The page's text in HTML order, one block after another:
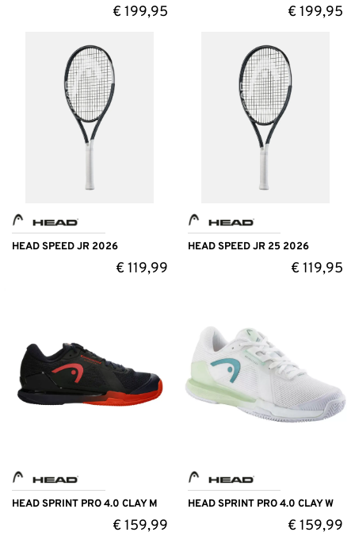
€199,95 €199,95
HEAD SPEED JR 2026
€119,99
HEAD SPEED JR 25 2026
€119,95
HEAD SPRINT PRO 4.0 CLAY M
€159,99
HEAD SPRINT PRO 4.0 CLAY W
€159,99